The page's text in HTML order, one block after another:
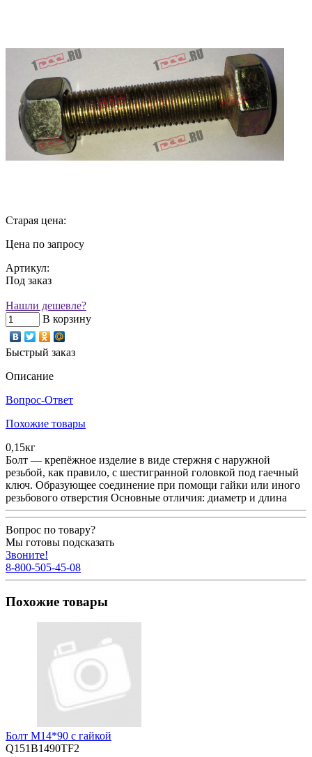
Старая цена:
Цена по запросу
Артикул:
Под заказ
Нашли дешевле?
В корзину
Быстрый заказ
Описание
Вопрос-Ответ
Похожие товары
0,15кг
Болт — крепёжное изделие в виде стержня с наружной
резьбой, как правило, с шестигранной головкой под гаечный
ключ. Образующее соединение при помощи гайки или иного
резьбового отверстия Основные отличия: диаметр и длина
Вопрос по товару?
Мы готовы подсказать
Звоните!
8-800-505-45-08
Похожие товары
Болт М14*90 с гайкой
Q151B1490TF2